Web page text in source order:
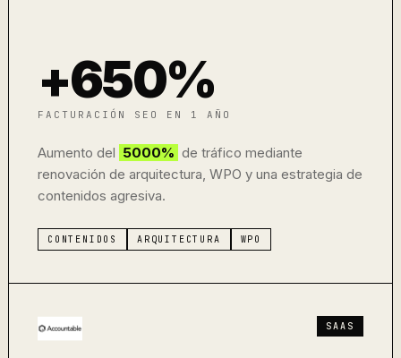
+650%
FACTURACIÓN SEO EN 1 AÑO
Aumento del 5000% de tráfico mediante
renovación de arquitectura, WPO y una estrategia de
contenidos agresiva.
CONTENIDOS ARQUITECTURA WPO
SAAS